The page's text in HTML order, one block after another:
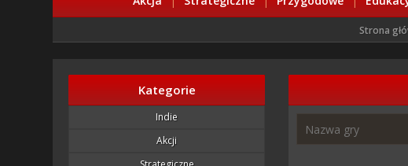
Strona
Kategorie
Indie
Akcji